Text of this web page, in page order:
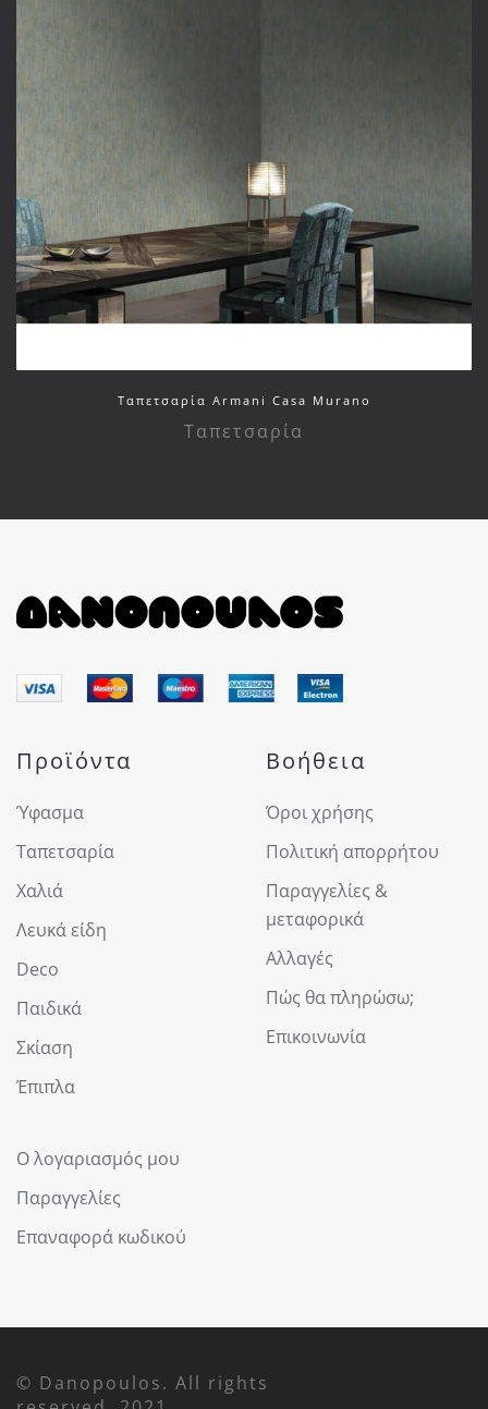
Ταπετσαρία Armani Casa Murano
Ταπετσαρία
Προϊόντα
Ύφασμα
Ταπετσαρία
Χαλιά
Λευκά είδη
Deco
Παιδικά
Σκίαση
Έπιπλα
Βοήθεια
Όροι χρήσης
Πολιτική απορρήτου
Παραγγελίες &
μεταφορικά
Αλλαγές
Πώς θα πληρώσω;
Επικοινωνία
Ο λογαριασμός μου
Παραγγελίες
Επαναφορά κωδικού
© Danopoulos. All rights